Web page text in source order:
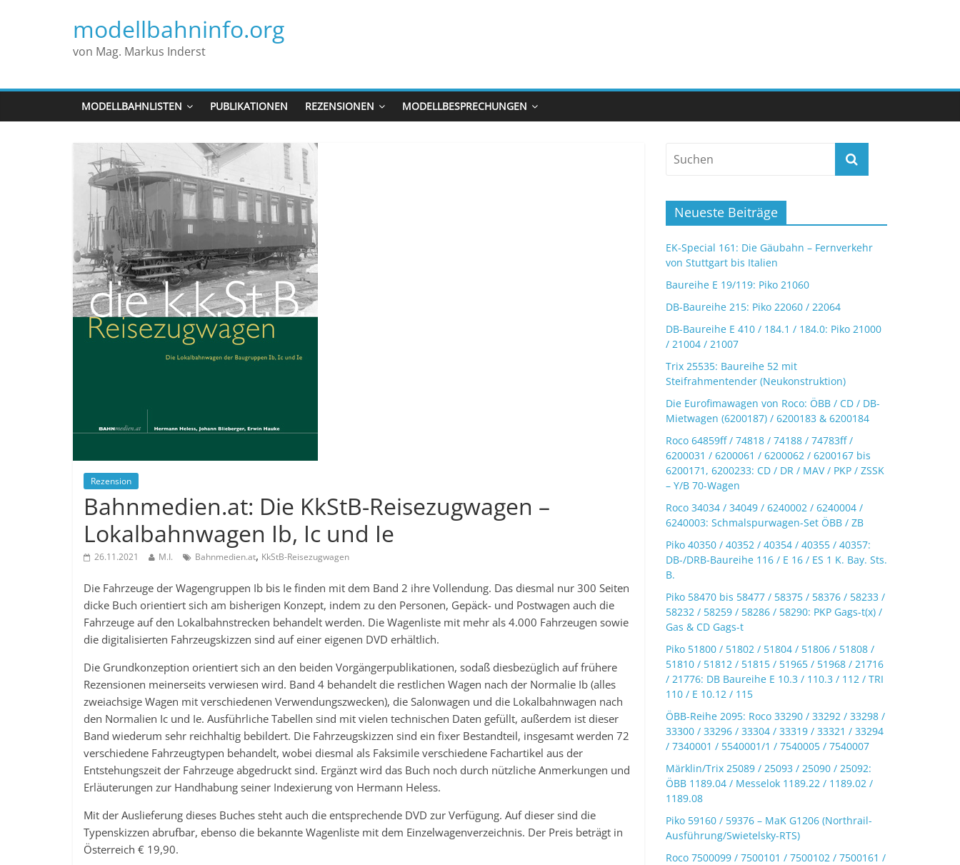
modellbahninfo.org
von Mag. Markus Inderst
MODELLBAHNLISTEN PUBLIKATIONEN REZENSIONEN MODELLBESPRECHUNGEN
Rezension
Bahnmedien.at: Die KkStB-Reisezugwagen –
Lokalbahnwagen Ib, Ic und Ie
26.11.2021 M.I. Bahnmedien.at, KkStB-Reisezugwagen
Die Fahrzeuge der Wagengruppen Ib bis Ie finden mit dem Band 2 ihre Vollendung. Das diesmal nur 300 Seiten
dicke Buch orientiert sich am bisherigen Konzept, indem zu den Personen, Gepäck- und Postwagen auch die
Fahrzeuge auf den Lokalbahnstrecken behandelt werden. Die Wagenliste mit mehr als 4.000 Fahrzeugen sowie
die digitalisierten Fahrzeugskizzen sind auf einer eigenen DVD erhältlich.
Die Grundkonzeption orientiert sich an den beiden Vorgängerpublikationen, sodaß diesbezüglich auf frühere
Rezensionen meinerseits verwiesen wird. Band 4 behandelt die restlichen Wagen nach der Normalie Ib (alles
zweiachsige Wagen mit verschiedenen Verwendungszwecken), die Salonwagen und die Lokalbahnwagen nach
den Normalien Ic und Ie. Ausführliche Tabellen sind mit vielen technischen Daten gefüllt, außerdem ist dieser
Band wiederum sehr reichhaltig bebildert. Die Fahrzeugskizzen sind ein fixer Bestandteil, insgesamt werden 72
verschiedene Fahrzeugtypen behandelt, wobei diesmal als Faksimile verschiedene Fachartikel aus der
Entstehungszeit der Fahrzeuge abgedruckt sind. Ergänzt wird das Buch noch durch nützliche Anmerkungen und
Erläuterungen zur Handhabung seiner Indexierung von Hermann Heless.
Mit der Auslieferung dieses Buches steht auch die entsprechende DVD zur Verfügung. Auf dieser sind die
Typenskizzen abrufbar, ebenso die bekannte Wagenliste mit dem Einzelwagenverzeichnis. Der Preis beträgt in
Österreich € 19,90.
Neueste Beiträge
EK-Special 161: Die Gäubahn – Fernverkehr
von Stuttgart bis Italien
Baureihe E 19/119: Piko 21060
DB-Baureihe 215: Piko 22060 / 22064
DB-Baureihe E 410 / 184.1 / 184.0: Piko 21000
/ 21004 / 21007
Trix 25535: Baureihe 52 mit
Steifrahmentender (Neukonstruktion)
Die Eurofimawagen von Roco: ÖBB / CD / DB-
Mietwagen (6200187) / 6200183 & 6200184
Roco 64859ff / 74818 / 74188 / 74783ff /
6200031 / 6200061 / 6200062 / 6200167 bis
6200171, 6200233: CD / DR / MAV / PKP / ZSSK
– Y/B 70-Wagen
Roco 34034 / 34049 / 6240002 / 6240004 /
6240003: Schmalspurwagen-Set ÖBB / ZB
Piko 40350 / 40352 / 40354 / 40355 / 40357:
DB-/DRB-Baureihe 116 / E 16 / ES 1 K. Bay. Sts.
B.
Piko 58470 bis 58477 / 58375 / 58376 / 58233 /
58232 / 58259 / 58286 / 58290: PKP Gags-t(x) /
Gas & CD Gags-t
Piko 51800 / 51802 / 51804 / 51806 / 51808 /
51810 / 51812 / 51815 / 51965 / 51968 / 21716
/ 21776: DB Baureihe E 10.3 / 110.3 / 112 / TRI
110 / E 10.12 / 115
ÖBB-Reihe 2095: Roco 33290 / 33292 / 33298 /
33300 / 33296 / 33304 / 33319 / 33321 / 33294
/ 7340001 / 5540001/1 / 7540005 / 7540007
Märklin/Trix 25089 / 25093 / 25090 / 25092:
ÖBB 1189.04 / Messelok 1189.22 / 1189.02 /
1189.08
Piko 59160 / 59376 – MaK G1206 (Northrail-
Ausführung/Swietelsky-RTS)
Roco 7500099 / 7500101 / 7500102 / 7500161 /